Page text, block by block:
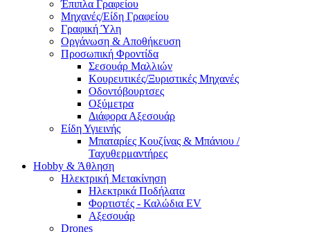
Έπιπλα Γραφείου
Μηχανές/Είδη Γραφείου
Γραφική Ύλη
Οργάνωση & Αποθήκευση
Προσωπική Φροντίδα
Σεσουάρ Μαλλιών
Κουρευτικές/Ξυριστικές Μηχανές
Οδοντόβουρτσες
Οξύμετρα
Διάφορα Αξεσουάρ
Είδη Υγιεινής
Μπαταρίες Κουζίνας & Μπάνιου /
Ταχυθερμαντήρες
Ηobby & Άθληση
Ηλεκτρική Μετακίνηση
Ηλεκτρικά Ποδήλατα
Φορτιστές - Καλώδια EV
Αξεσουάρ
Drones